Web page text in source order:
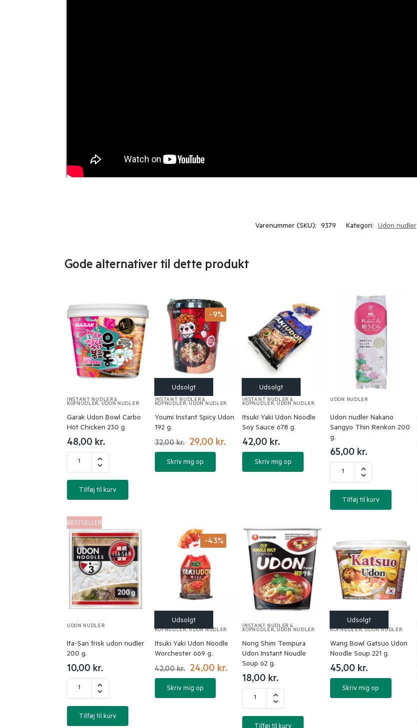
Varenummer (SKU): 9379 Kategori: Udon nudler
Gode alternativer til dette produkt
INSTANT NUDLER &
KOPNUDLER, UDON NUDLER
Garak Udon Bowl Carbo
Hot Chicken 230 g.
48,00 kr.
Tilføj til kurv
-9%
INSTANT NUDLER &
KOPNUDLER, UDON NUDLER
Youmi Instant Spicy Udon
192 g.
32,00kr. 29,00 kr.
Skriv mig op
INSTANT NUDLER &
KOPNUDLER, UDON NUDLER
Itsuki Yaki Udon Noodle
Soy Sauce 678 g.
42,00 kr.
Skriv mig op
UDON NUDLER
Udon nudler Nakano
Sangyo Thin Renkon 200
g.
65,00 kr.
Tilføj til kurv
BESTSELLER
UDON NUDLER
Ita-San frisk udon nudler
200 g.
10,00 kr.
Tilføj til kurv
-43%
KOPNUDLER,UDON NUDLER
Itsuki Yaki Udon Noodle
Worchester 669 g.
42,00kr. 24,00 kr.
Skriv mig op
INSTANT NUDLER &
KOPNUDLER, UDON NUDLER
Nong Shim Tempura
Udon Instant Noudle
Soup 62 g.
18,00 kr.
KOPNUDLER,UDON NUDLER
Wang Bowl Gatsuo Udon
Noodle Soup 221 g.
45,00 kr.
Skriv mig op